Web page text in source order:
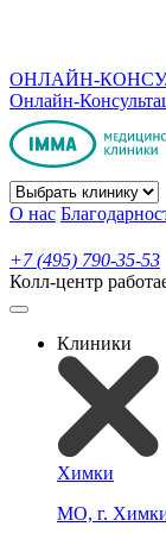
ОНЛАЙН-
Онлайн-
О нас
+7 (495) 790-35-53
Колл-центр
Клиники
Химки
МО, г.